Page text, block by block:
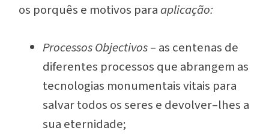
os porquês e motivos paraaplicação:
Processos Objectivos– as centenas de
diferentes processos que abrangem as
tecnologias monumentais vitais para
salvar todos os seres e devolver–lhes a
sua eternidade;